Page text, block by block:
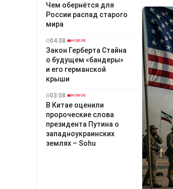
Чем обернётся для
России распад старого
мира
04.08 НОВОЕ
Закон Герберта Стайна
о будущем «бандеры»
и его германской
крыши
03.08 НОВОЕ
В Китае оценили
пророческие слова
президента Путина о
западноукраинских
землях – Sohu